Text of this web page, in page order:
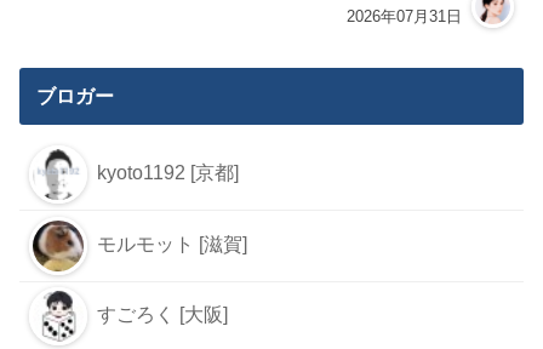
2026年07月31日
ブロガー
kyoto1192 [京都]
モルモット [滋賀]
すごろく [大阪]